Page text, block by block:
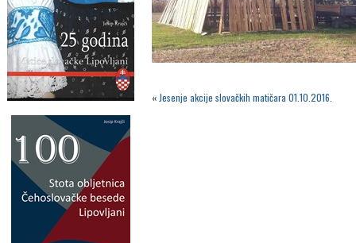
« Jesenje akcije slovačkih matičara 01.10.2016.